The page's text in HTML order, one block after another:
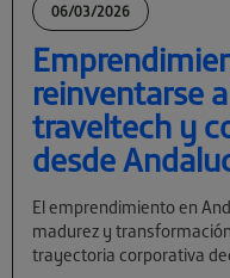
06/03/2026
reinventarse
traveltech y
desde
El emprendimiento en
madurez y
trayectoria corporativa